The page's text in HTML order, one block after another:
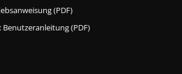
(PDF)
Benutzeranleitung (PDF)